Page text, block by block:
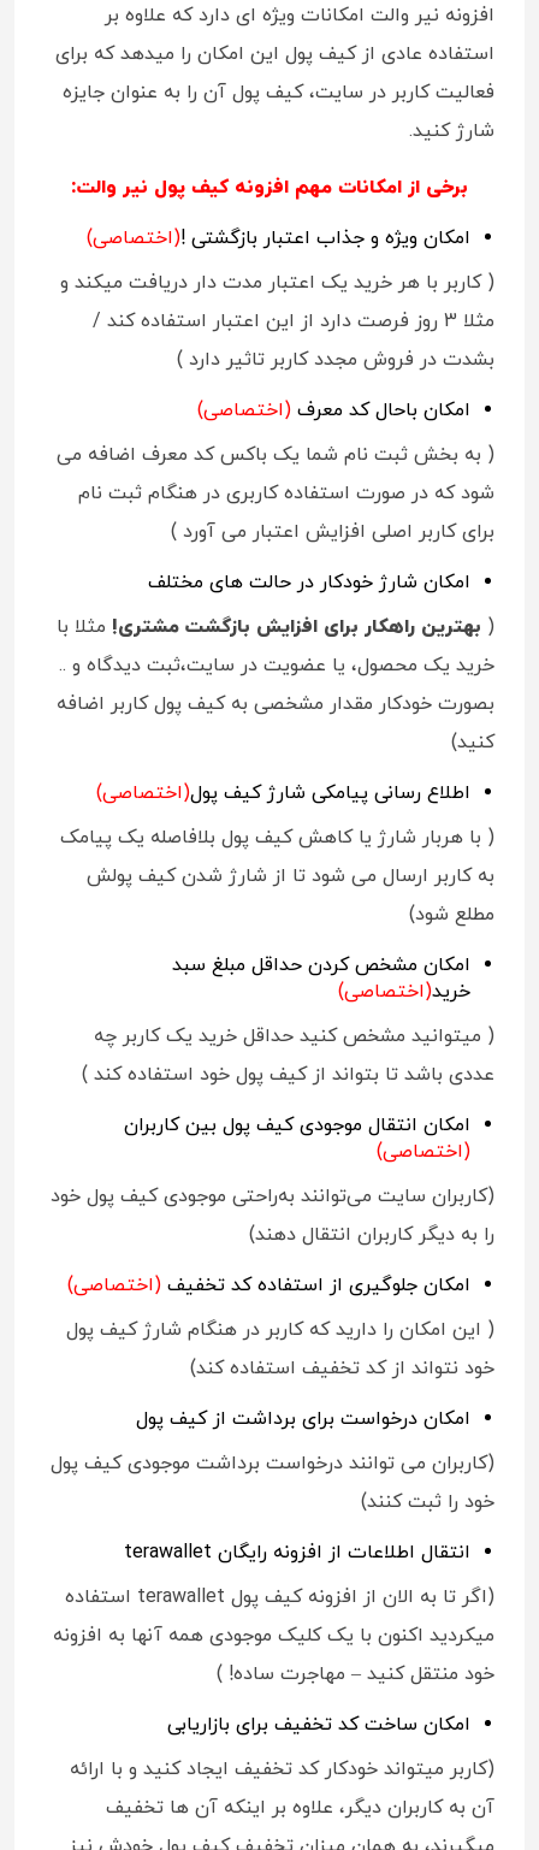
افزونه نیر والت امکانات ویژه ای دارد که علاوه بر
استفاده عادی از کیف پول این امکان را میدهد که برای
فعالیت کاربر در سایت، کیف پول آن را به عنوان جایزه
شارژ کنید.
برخی از امکانات مهم افزونه کیف پول نیر والت:
امکان ویژه و جذاب اعتبار بازگشتی !(اختصاصی)
( کاربر با هر خرید یک اعتبار مدت دار دریافت میکند و
مثلا 3 روز فرصت دارد از این اعتبار استفاده کند /
بشدت در فروش مجدد کاربر تاثیر دارد )
امکان باحال کد معرف (اختصاصی)
( به بخش ثبت نام شما یک باکس کد معرف اضافه می
شود که در صورت استفاده کاربری در هنگام ثبت نام
برای کاربر اصلی افزایش اعتبار می آورد )
امکان شارژ خودکار در حالت های مختلف
( بهترین راهکار برای افزایش بازگشت مشتری! مثلا با
خرید یک محصول، یا عضویت در سایت،ثبت دیدگاه و ..
بصورت خودکار مقدار مشخصی به کیف پول کاربر اضافه
کنید)
اطلاع رسانی پیامکی شارژ کیف پول(اختصاصی)
( با هربار شارژ یا کاهش کیف پول بلافاصله یک پیامک
به کاربر ارسال می شود تا از شارژ شدن کیف پولش
مطلع شود)
امکان مشخص کردن حداقل مبلغ سبد
خرید(اختصاصی)
( میتوانید مشخص کنید حداقل خرید یک کاربر چه
عددی باشد تا بتواند از کیف پول خود استفاده کند )
امکان انتقال موجودی کیف پول بین کاربران
(اختصاصی)
(کاربران سایت می‌توانند به‌راحتی موجودی کیف پول خود
را به دیگر کاربران انتقال دهند)
امکان جلوگیری از استفاده کد تخفیف (اختصاصی)
( این امکان را دارید که کاربر در هنگام شارژ کیف پول
خود نتواند از کد تخفیف استفاده کند)
امکان درخواست برای برداشت از کیف پول
(کاربران می‌ توانند درخواست برداشت موجودی کیف پول
خود را ثبت کنند)
انتقال اطلاعات از افزونه رایگان terawallet
(اگر تا به الان از افزونه کیف پول terawallet استفاده
میکردید اکنون با یک کلیک موجودی همه آنها به افزونه
خود منتقل کنید – مهاجرت ساده! )
امکان ساخت کد تخفیف برای بازاریابی
(کاربر میتواند خودکار کد تخفیف ایجاد کنید و با ارائه
آن به کاربران دیگر، علاوه بر اینکه آن ها تخفیف